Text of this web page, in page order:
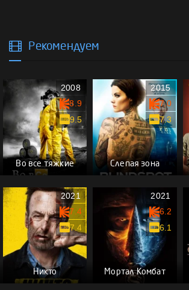
Рекомендуем
Во все тяжкие
2008
8.9
9.5
Слепая зона
2015
7.0
7.3
Никто
2021
7.4
7.4
Мортал Комбат
2021
6.2
6.1